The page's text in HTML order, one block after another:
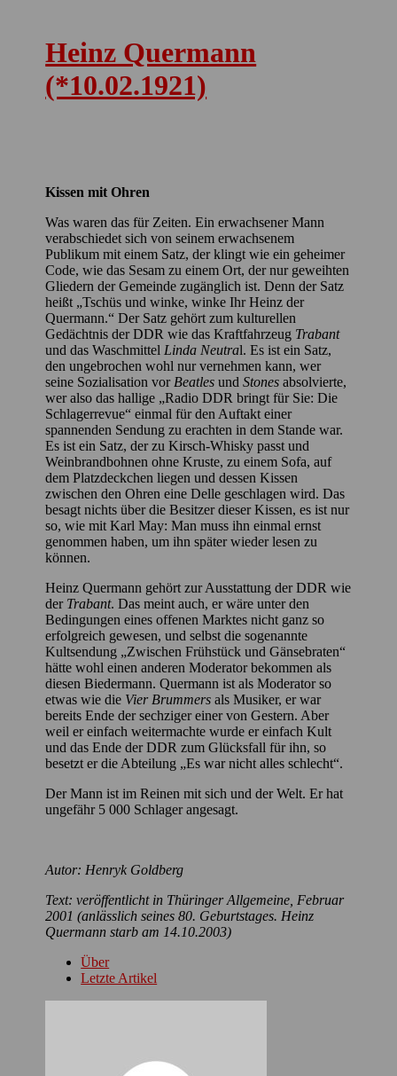
Heinz Quermann
(*10.02.1921)
Kissen mit Ohren
Was waren das für Zeiten. Ein erwachsener Mann
verabschiedet sich von seinem erwachsenem
Publikum mit einem Satz, der klingt wie ein geheimer
Code, wie das Sesam zu einem Ort, der nur geweihten
Gliedern der Gemeinde zugänglich ist. Denn der Satz
heißt „Tschüs und winke, winke Ihr Heinz der
Quermann.“ Der Satz gehört zum kulturellen
Gedächtnis der DDR wie das Kraftfahrzeug Trabant
und das Waschmittel Linda Neutral. Es ist ein Satz,
den ungebrochen wohl nur vernehmen kann, wer
seine Sozialisation vor Beatles undStones absolvierte,
wer also das hallige „Radio DDR bringt für Sie: Die
Schlagerrevue“ einmal für den Auftakt einer
spannenden Sendung zu erachten in dem Stande war.
Es ist ein Satz, der zu Kirsch-Whisky passt und
Weinbrandbohnen ohne Kruste, zu einem Sofa, auf
dem Platzdeckchen liegen und dessen Kissen
zwischen den Ohren eine Delle geschlagen wird. Das
besagt nichts über die Besitzer dieser Kissen, es ist nur
so, wie mit Karl May: Man muss ihn einmal ernst
genommen haben, um ihn später wieder lesen zu
können.
Heinz Quermann gehört zur Ausstattung der DDR wie
der Trabant. Das meint auch, er wäre unter den
Bedingungen eines offenen Marktes nicht ganz so
erfolgreich gewesen, und selbst die sogenannte
Kultsendung „Zwischen Frühstück und Gänsebraten“
hätte wohl einen anderen Moderator bekommen als
diesen Biedermann. Quermann ist als Moderator so
etwas wie die Vier Brummers als Musiker, er war
bereits Ende der sechziger einer von Gestern. Aber
weil er einfach weitermachte wurde er einfach Kult
und das Ende der DDR zum Glücksfall für ihn, so
besetzt er die Abteilung „Es war nicht alles schlecht“.
Der Mann ist im Reinen mit sich und der Welt. Er hat
ungefähr 5 000 Schlager angesagt.
Autor: Henryk Goldberg
Text: veröffentlicht in Thüringer Allgemeine, Februar
2001 (anlässlich seines 80. Geburtstages. Heinz
Quermann starb am 14.10.2003)
Über
Letzte Artikel